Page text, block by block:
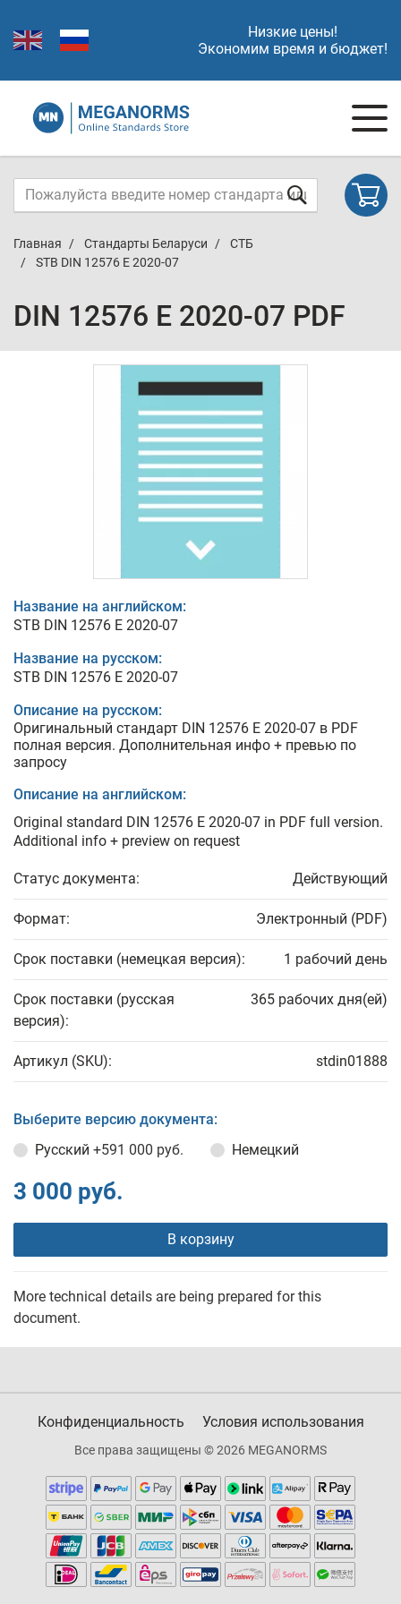
Низкие цены!
Экономим время и бюджет!
Главная Стандарты Беларуси
СТБ
STB DIN 12576 E 2020-07
DIN 12576 E 2020-07 PDF
Название на английском:
STB DIN 12576 E 2020-07
Название на русском:
STB DIN 12576 E 2020-07
Описание на русском:
Оригинальный стандарт DIN 12576 E 2020-07 в PDF
полная версия. Дополнительная инфо + превью по
запросу
Описание на английском:
Original standard DIN 12576 E 2020-07 in PDF full version.
Additional info + preview on request
Статус документа: Действующий
Формат: Электронный (PDF)
Срок поставки (немецкая версия): 1 рабочий день
Срок поставки (русская
версия):
365 рабочих дня(ей)
Артикул (SKU): stdin01888
Выберите версию документа:
Русский +591 000 руб. Немецкий
3 000 руб.
В корзину
More technical details are being prepared for this
document.
Конфиденциальность Условия использования
Все права защищены © 2026 MEGANORMS